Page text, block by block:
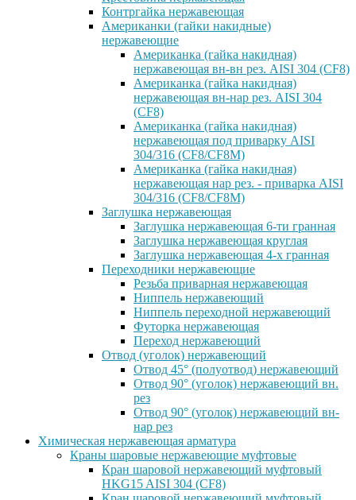
Контргайка нержавеющая
Американки (гайки накидные)
нержавеющие
Американка (гайка накидная)
нержавеющая вн-вн рез. AISI 304 (CF8)
Американка (гайка накидная)
нержавеющая вн-нар рез. AISI 304
(CF8)
Американка (гайка накидная)
нержавеющая под приварку AISI
304/316 (CF8/CF8M)
Американка (гайка накидная)
нержавеющая нар рез. - приварка AISI
304/316 (CF8/CF8M)
Заглушка нержавеющая
Заглушка нержавеющая 6-ти гранная
Заглушка нержавеющая круглая
Заглушка нержавеющая 4-х гранная
Переходники нержавеющие
Резьба приварная нержавеющая
Ниппель нержавеющий
Ниппель переходной нержавеющий
Футорка нержавеющая
Переход нержавеющий
Отвод (уголок) нержавеющий
Отвод 45° (полуотвод) нержавеющий
Отвод 90° (уголок) нержавеющий вн.
рез
Отвод 90° (уголок) нержавеющий вн-
нар рез
Химическая нержавеющая арматура
Краны шаровые нержавеющие муфтовые
Кран шаровой нержавеющий муфтовый
HKG15 AISI 304 (CF8)